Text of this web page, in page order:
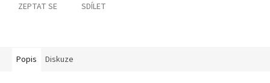
ZEPTAT SE SDÍLET
Popis Diskuze